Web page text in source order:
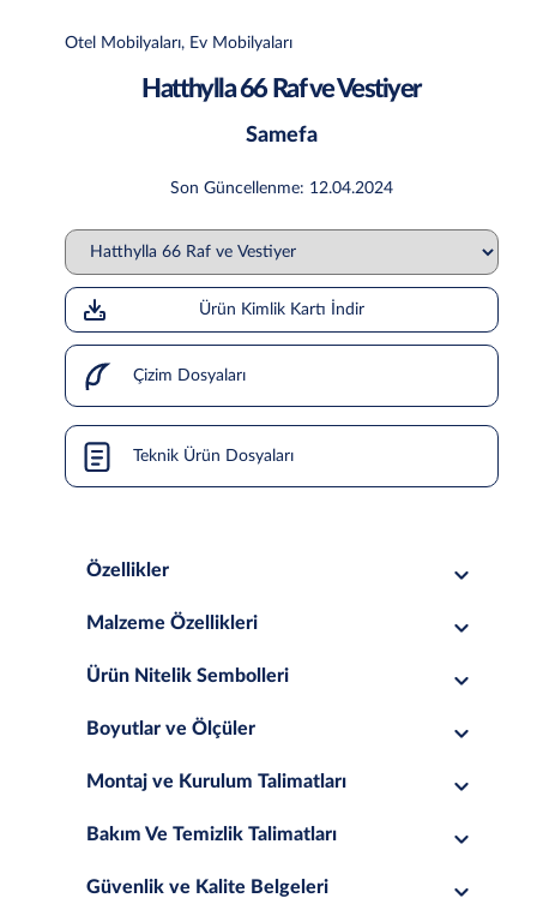
Otel Mobilyaları, Ev Mobilyaları
Hatthylla 66 Raf ve Vestiyer
Samefa
Son Güncellenme: 12.04.2024
Ürün Kimlik Kartı İndir
Çizim Dosyaları
Teknik Ürün Dosyaları
Özellikler
Malzeme Özellikleri
Ürün Nitelik Sembolleri
Boyutlar ve Ölçüler
Montaj ve Kurulum Talimatları
Bakım Ve Temizlik Talimatları
Güvenlik ve Kalite Belgeleri